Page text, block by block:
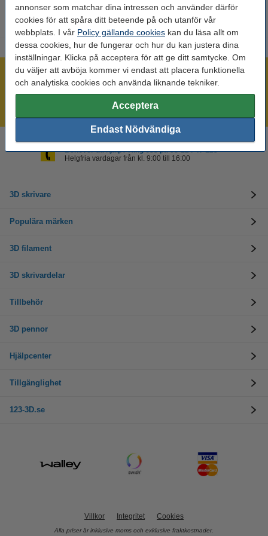
annonser som matchar dina intressen och använder därför
cookies för att spåra ditt beteende på och utanför vår
webbplats. I vår Policy gällande cookies kan du läsa allt om
dessa cookies, hur de fungerar och hur du kan justera dina
inställningar. Klicka på acceptera för att ge ditt samtycke. Om
du väljer att avböja kommer vi endast att placera funktionella
och analytiska cookies och använda liknande tekniker.
Acceptera
Endast Nödvändiga
Vi lagerhåller ett otroligt brett sortiment!
Beställ innan 16:00 så skickar vi idag!
Behöver du hjälp? Ring oss på 08-124 47 123
Helgfria vardagar från kl. 9:00 till 16:00
3D skrivare
Populära märken
3D filament
3D skrivardelar
Tillbehör
3D pennor
Hjälpcenter
Tillgänglighet
123-3D.se
Villkor Integritet Cookies
Alla priser är inklusive moms och exklusive fraktkostnader.